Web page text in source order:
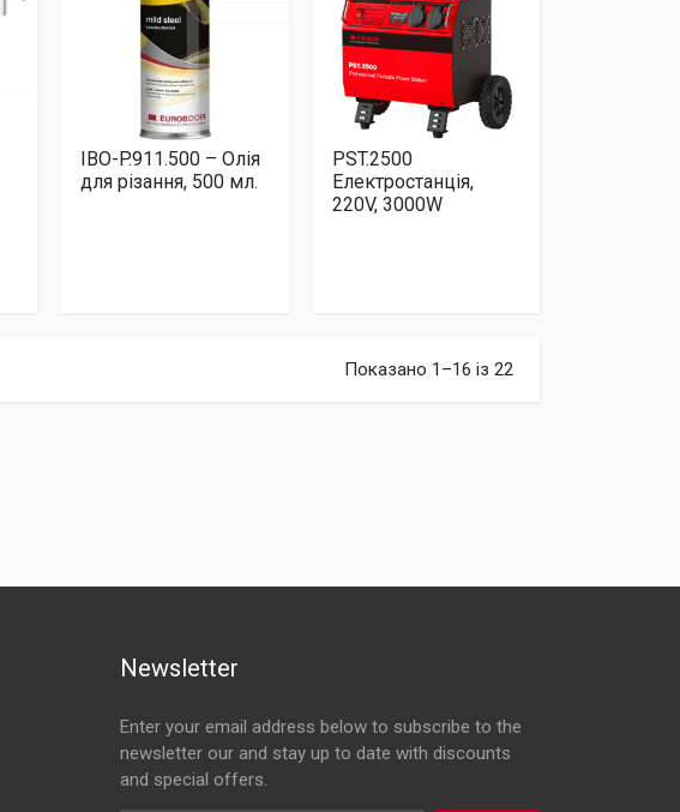
IBO-P.911.500 – Олія
для різання, 500 мл.
PST.2500
Електростанція,
220V, 3000W
Показано 1–16 із 22
Newsletter
Enter your email address below to subscribe to the
newsletter our and stay up to date with discounts
and special offers.